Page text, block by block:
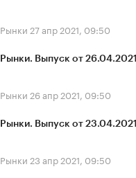
Рынки 27 апр 2021, 09:50
Рынки. Выпуск от 26.04.2021
Рынки 26 апр 2021, 09:50
Рынки. Выпуск от 23.04.2021
Рынки 23 апр 2021, 09:50